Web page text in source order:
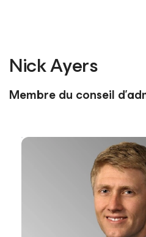
Nick Ayers
Membre du conseil